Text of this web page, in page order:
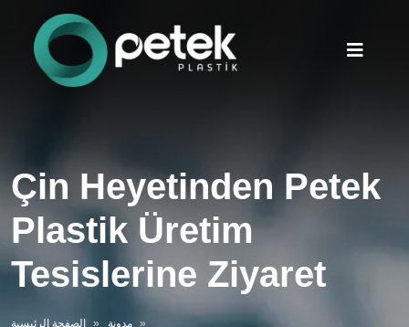
Çin Heyetinden Petek
Plastik Üretim
Tesislerine Ziyaret
الصفحة الرئيسية
مدونة